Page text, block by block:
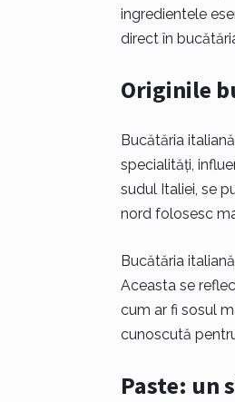
ingredientele
direct în
Originile
Bucătăria
specialități,
sudul Italiei, se
nord folosesc
Bucătăria
Aceasta se
cum ar fi sosul
cunoscută
Paste: un